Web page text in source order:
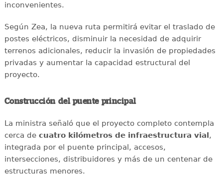
inconvenientes.
Según Zea, la nueva ruta permitirá evitar el traslado de
postes eléctricos, disminuir la necesidad de adquirir
terrenos adicionales, reducir la invasión de propiedades
privadas y aumentar la capacidad estructural del
proyecto.
Construcción del puente principal
La ministra señaló que el proyecto completo contempla
cerca de cuatro kilómetros de infraestructura vial ,
integrada por el puente principal, accesos,
intersecciones, distribuidores y más de un centenar de
estructuras menores.